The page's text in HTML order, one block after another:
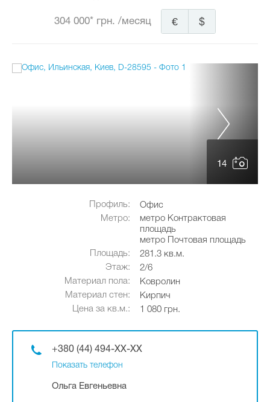
304 000* грн. /месяц $
€
14
Профиль:
Офис
Метро:
метро Контрактовая
площадь
метро Почтовая площадь
Площадь:
281.3 кв.м.
Этаж:
2/6
Материал пола:
Ковролин
Материал стен:
Кирпич
Цена за кв.м.:
1 080 грн.
+380 (44) 494-XX-XX
Показать телефон
Ольга Евгеньевна